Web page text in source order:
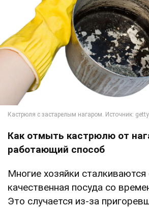
Как отмыть кастрюлю от
работающий способ
Многие хозяйки
качественная посуда со
Это случается из-за